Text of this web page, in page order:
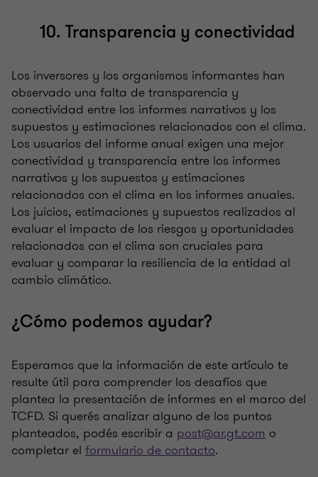
10. Transparencia y conectividad
Los inversores y los organismos informantes han
observado una falta de transparencia y
conectividad entre los informes narrativos y los
supuestos y estimaciones relacionados con el clima.
Los usuarios del informe anual exigen una mejor
conectividad y transparencia entre los informes
narrativos y los supuestos y estimaciones
relacionados con el clima en los informes anuales.
Los juicios, estimaciones y supuestos realizados al
evaluar el impacto de los riesgos y oportunidades
relacionados con el clima son cruciales para
evaluar y comparar la resiliencia de la entidad al
cambio climático.
¿Cómo podemos ayudar?
Esperamos que la información de este artículo te
resulte útil para comprender los desafíos que
plantea la presentación de informes en el marco del
TCFD. Si querés analizar alguno de los puntos
planteados, podés escribir a post@ar.gt.com o
completar el formulario de contacto.